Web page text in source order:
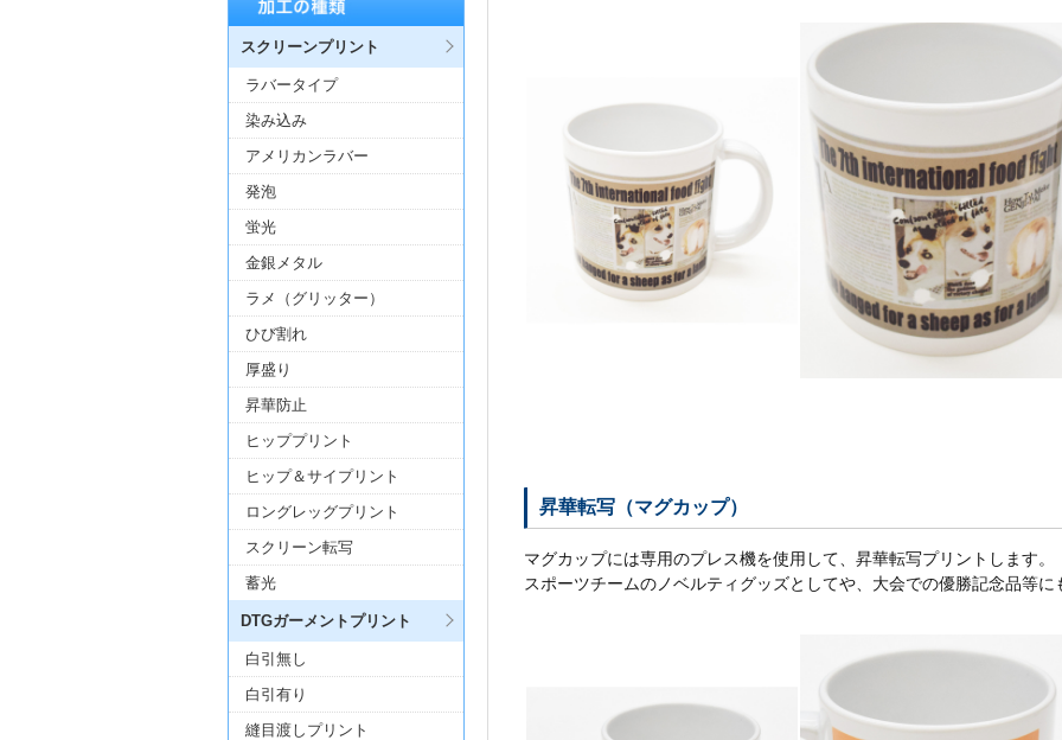
スクリーンプリント
ラバータイプ
染み込み
アメリカンラバー
発泡
蛍光
金銀メタル
ラメ（グリッター）
ひび割れ
厚盛り
昇華防止
ヒッププリント
ヒップ＆サイプリント
ロングレッグプリント
スクリーン転写
蓄光
DTGガーメントプリント
白引無し
白引有り
縫目渡しプリント
昇華転写（マグカップ）
マグカップには専用のプレス機を使用して、昇華転写プリントします。
スポーツチームのノベルティグッズとしてや、大会での優勝記念品等に